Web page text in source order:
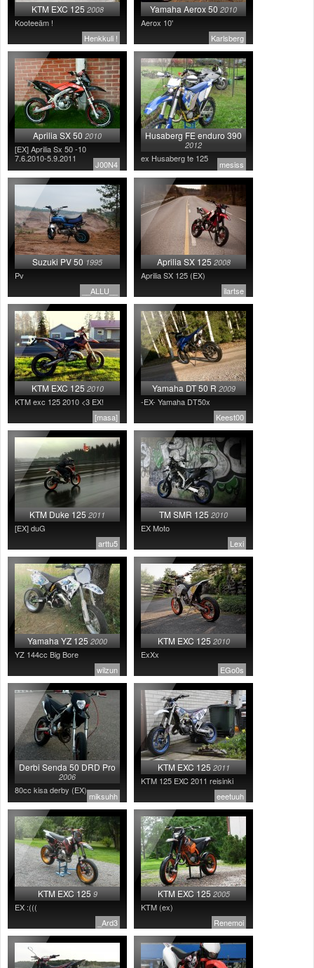
KTM EXC 1252008
Kooteeäm !
Henkkuli !
Yamaha Aerox 502010
Aerox 10'
Karlsberg
Aprilia SX 502010
[EX] Aprilia Sx 50 -10
7.6.2010-5.9.2011
J00N4
Husaberg FE enduro 390
2012
ex Husaberg te 125
mesiss
Suzuki PV 501995
Pv
__ALLU__
Aprilia SX 1252008
Aprilia SX 125 (EX)
ilartse
KTM EXC 1252010
KTM exc 125 2010 <3 EX!
[masa]
Yamaha DT 50 R2009
-EX- Yamaha DT50x
Keest00
KTM Duke 1252011
[EX] duG
arttu5
TM SMR 1252010
EX Moto
Lexi
Yamaha YZ 1252000
YZ 144cc Big Bore
wilzun
KTM EXC 1252010
ExXx
EGo0s
Derbi Senda 50 DRD Pro
2006
80cc kisa derby (EX)
miksuhh
KTM EXC 1252011
KTM 125 EXC 2011 reisinki
eeetuuh
KTM EXC 1259
EX :(((
_Ard3
KTM EXC 1252005
KTM (ex)
Renemoi